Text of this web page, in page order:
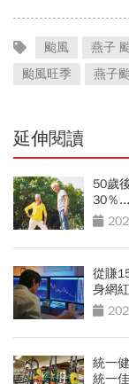
颱風 燕子
颱風旺季
燕子
延伸閱讀
50歲
30％
略一
從賺
身網
動也
統一
統一